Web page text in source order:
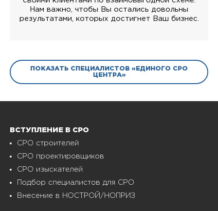
Нам важно, чтобы Вы остались довольны
результатами, которых достигнет Ваш бизнес.
ПОКАЗАТЬ СПЕЦИАЛИСТОВ «ЕДИНОГО СРО
ЦЕНТРА»
ВСТУПЛЕНИЕ В СРО
СРО строителей
СРО проектировщиков
СРО изыскателей
Подбор специалистов для СРО
Внесение в НОСТРОЙ/НОПРИЗ